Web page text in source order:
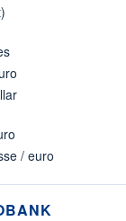
/ euro